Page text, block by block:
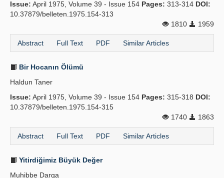
Issue: April 1975, Volume 39 - Issue 154 Pages: 313-314 DOI:
10.37879/belleten.1975.154-313
1810
1959
Abstract Full Text PDF Similar Articles
Bir Hocanın Ölümü
Haldun Taner
Issue: April 1975, Volume 39 - Issue 154 Pages: 315-318 DOI:
10.37879/belleten.1975.154-315
1740
1863
Abstract Full Text PDF Similar Articles
Yitirdiğimiz Büyük Değer
Muhibbe Darga